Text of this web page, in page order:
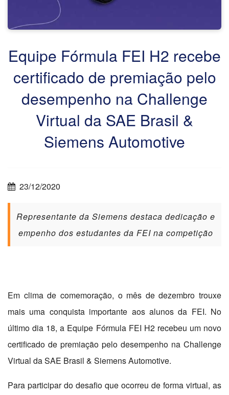
Equipe Fórmula FEI H2 recebe
certificado de premiação pelo
desempenho na Challenge
Virtual da SAE Brasil &
Siemens Automotive
23/12/2020
Representante da Siemens destaca dedicação e
empenho dos estudantes da FEI na competição
Em clima de comemoração, o mês de dezembro trouxe
mais uma conquista importante aos alunos da FEI. No
último dia 18, a Equipe Fórmula FEI H2 recebeu um novo
certificado de premiação pelo desempenho na Challenge
Virtual da SAE Brasil & Siemens Automotive.
Para participar do desafio que ocorreu de forma virtual, as